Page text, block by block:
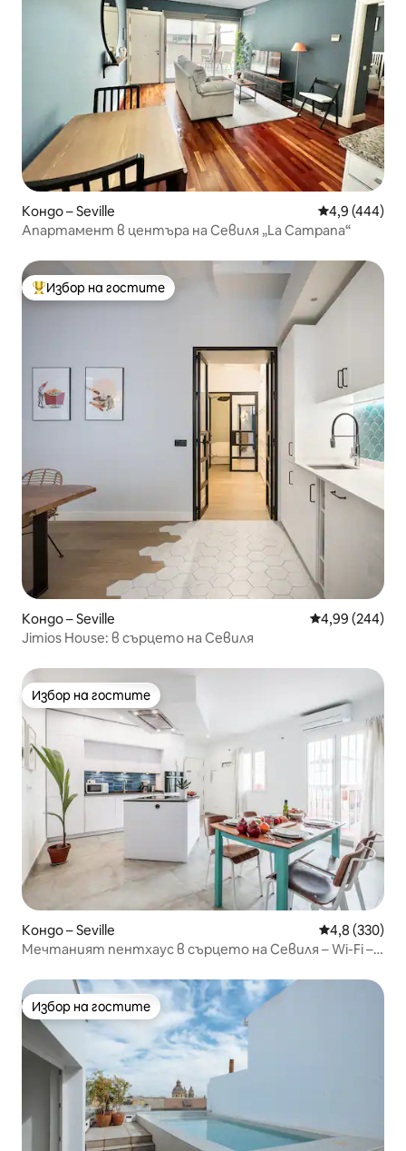
Кондо – Seville Средна
4,9 (444)
Апартамент в центъра на Севиля „La Campana“
Най-популярен избор на гостите
Избор на гостите
Кондо – Seville Средна
4,99 (244)
Jimios House: в сърцето на Севиля
Избор на гостите
Избор на гостите
Кондо – Seville Средна
4,8 (330)
Мечтаният пентхаус в сърцето на Севиля – Wi-Fi –
Избор на гостите
Избор на гостите